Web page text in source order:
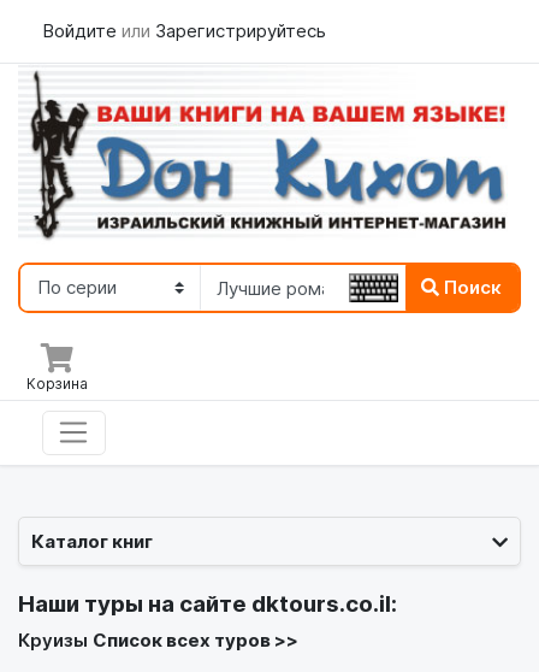
Войдите или Зарегистрируйтесь
Поиск
Корзина
Каталог книг
Наши туры на сайте dktours.co.il:
Круизы Список всех туров >>